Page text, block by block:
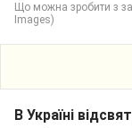
Що можна зробити з
Images)
В Україні